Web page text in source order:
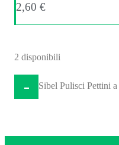
2,60 €
2 disponibili
- Sibel Pulisci Pettini